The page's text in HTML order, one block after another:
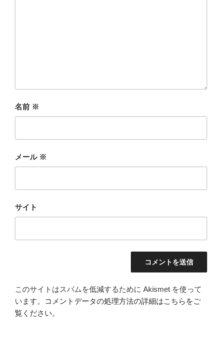
名前 ※
メール ※
サイト
このサイトはスパムを低減するために Akismet を使って
います。
コメントデータの処理方法の詳細はこちらをご
覧ください。